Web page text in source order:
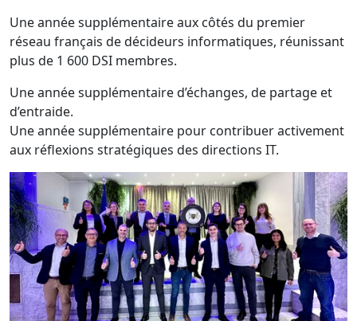
Une année supplémentaire aux côtés du premier
réseau français de décideurs informatiques, réunissant
plus de 1 600 DSI membres.
Une année supplémentaire d’échanges, de partage et
d’entraide.
Une année supplémentaire pour contribuer activement
aux réflexions stratégiques des directions IT.